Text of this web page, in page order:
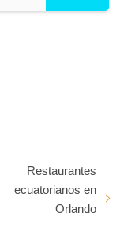
Restaurantes
ecuatorianos en
Orlando